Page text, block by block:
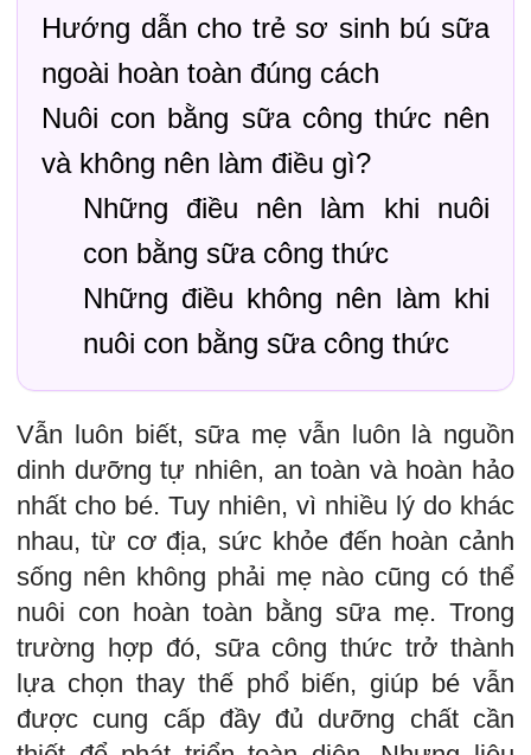
Hướng dẫn cho trẻ sơ sinh bú sữa
ngoài hoàn toàn đúng cách
Nuôi con bằng sữa công thức nên
và không nên làm điều gì?
Những điều nên làm khi nuôi
con bằng sữa công thức
Những điều không nên làm khi
nuôi con bằng sữa công thức
Vẫn luôn biết, sữa mẹ vẫn luôn là nguồn
dinh dưỡng tự nhiên, an toàn và hoàn hảo
nhất cho bé. Tuy nhiên, vì nhiều lý do khác
nhau, từ cơ địa, sức khỏe đến hoàn cảnh
sống nên không phải mẹ nào cũng có thể
nuôi con hoàn toàn bằng sữa mẹ. Trong
trường hợp đó, sữa công thức trở thành
lựa chọn thay thế phổ biến, giúp bé vẫn
được cung cấp đầy đủ dưỡng chất cần